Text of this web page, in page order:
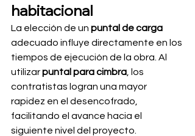
habitacional
La elección de un puntal de carga
adecuado influye directamente en los
tiempos de ejecución de la obra. Al
utilizar puntal para cimbra , los
contratistas logran una mayor
rapidez en el desencofrado,
facilitando el avance hacia el
siguiente nivel del proyecto.